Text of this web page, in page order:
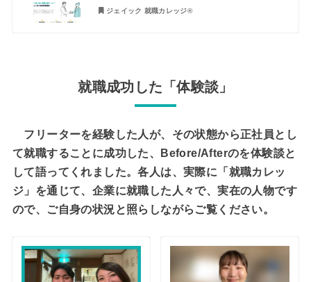
ジェイック 就職カレッジ®︎
就職成功した「体験談」
フリーターを経験した人が、その状態から正社員とし
て就職することに成功した、Before/Afterのを体験談と
して語ってくれました。各人は、実際に「就職カレッ
ジ」を通じて、企業に就職した人々で、実在の人物です
ので、ご自身の状況と照らしながらご覧ください。